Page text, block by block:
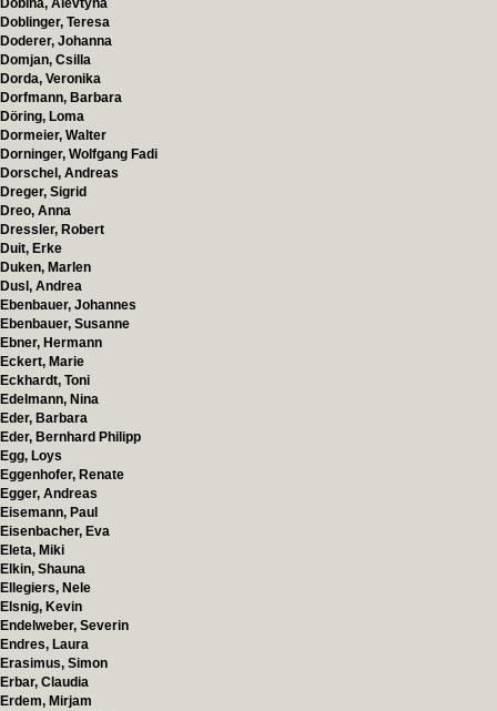
Dobina, Alevtyna
Doblinger, Teresa
Doderer, Johanna
Domjan, Csilla
Dorda, Veronika
Dorfmann, Barbara
Döring, Loma
Dormeier, Walter
Dorninger, Wolfgang Fadi
Dorschel, Andreas
Dreger, Sigrid
Dreo, Anna
Dressler, Robert
Duit, Erke
Duken, Marlen
Dusl, Andrea
Ebenbauer, Johannes
Ebenbauer, Susanne
Ebner, Hermann
Eckert, Marie
Eckhardt, Toni
Edelmann, Nina
Eder, Barbara
Eder, Bernhard Philipp
Egg, Loys
Eggenhofer, Renate
Egger, Andreas
Eisemann, Paul
Eisenbacher, Eva
Eleta, Miki
Elkin, Shauna
Ellegiers, Nele
Elsnig, Kevin
Endelweber, Severin
Endres, Laura
Erasimus, Simon
Erbar, Claudia
Erdem, Mirjam